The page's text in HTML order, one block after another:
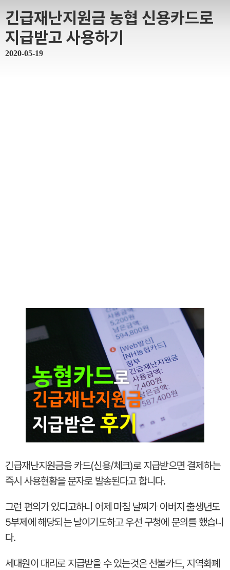
긴급재난지원금 농협 신용카드로
지급받고 사용하기
2020-05-19
긴급재난지원금을 카드(신용/체크)로 지급받으면 결제하는
즉시 사용현황을 문자로 발송된다고 합니다.
그런 편의가 있다고하니 어제 마침 날짜가 아버지 출생년도
5부제에 해당되는 날이기도하고 우선 구청에 문의를 했습니
다.
세대원이 대리로 지급받을 수 있는것은 선불카드, 지역화폐